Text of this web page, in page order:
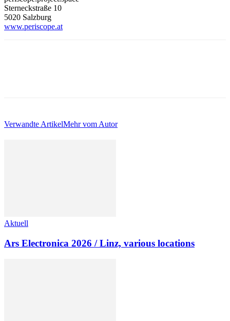
Sterneckstraße 10
5020 Salzburg
www.periscope.at
Verwandte ArtikelMehr vom Autor
Aktuell
Ars Electronica 2026 / Linz, various locations